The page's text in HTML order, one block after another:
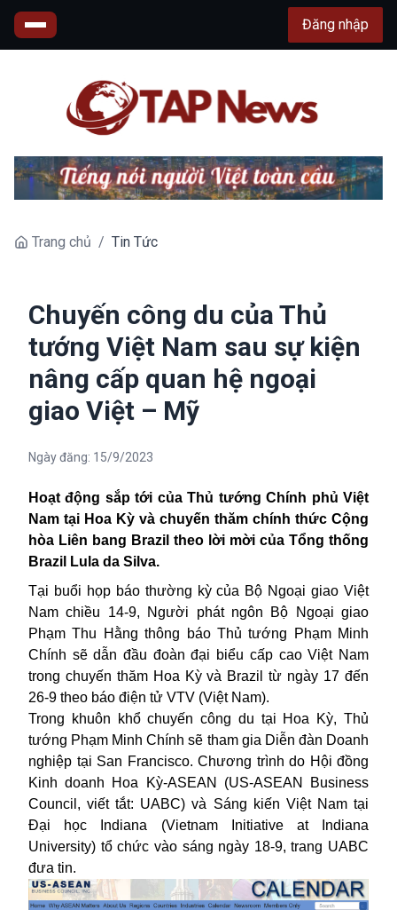
Đăng nhập
Trang chủ / Tin Tức
Chuyến công du của Thủ
tướng Việt Nam sau sự kiện
nâng cấp quan hệ ngoại
giao Việt – Mỹ
Ngày đăng: 15/9/2023
Hoạt động sắp tới của Thủ tướng Chính phủ Việt
Nam tại Hoa Kỳ và chuyến thăm chính thức Cộng
hòa Liên bang Brazil theo lời mời của Tổng thống
Brazil Lula da Silva.
Tại buổi họp báo thường kỳ của Bộ Ngoại giao Việt
Nam chiều 14-9, Người phát ngôn Bộ Ngoại giao
Phạm Thu Hằng thông báo Thủ tướng Phạm Minh
Chính sẽ dẫn đầu đoàn đại biểu cấp cao Việt Nam
trong chuyến thăm Hoa Kỳ và Brazil từ ngày 17 đến
26-9 theo báo điện tử VTV (Việt Nam).
Trong khuôn khổ chuyến công du tại Hoa Kỳ, Thủ
tướng Phạm Minh Chính sẽ tham gia Diễn đàn Doanh
nghiệp tại San Francisco. Chương trình do Hội đồng
Kinh doanh Hoa Kỳ-ASEAN (US-ASEAN Business
Council, viết tắt: UABC) và Sáng kiến ​​Việt Nam tại
Đại học Indiana (Vietnam Initiative at Indiana
University) tổ chức vào sáng ngày 18-9, trang UABC
đưa tin.